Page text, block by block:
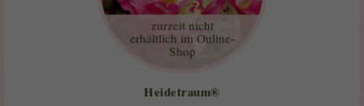
zurzeit nicht
erhältlich im Online-
Shop
Heidetraum®